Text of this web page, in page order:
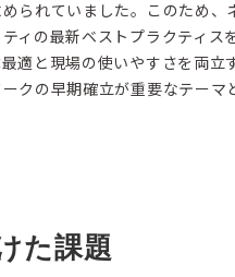
られていました。このため、
ィの最新ベストプラクティス
適と現場の使いやすさを両立
クの早期確立が重要なテーマ
た課題